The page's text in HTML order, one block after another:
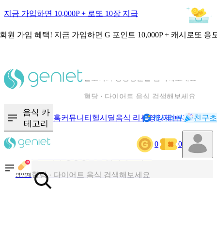
지금 가입하면 10,000P + 로또 10장 지급
원 가입 혜택! 지금 가입하면 G 포인트 10,000P + 캐시로또 응
음식 카
테고리
홈커뮤니티 헬시딜음식 리뷰영양제NEW기록
캐시리뷰 친구
0 0
영양제
칼로리와 영양성분을 검색해보세요
음식 · 영양제 리뷰를 찾아보세요